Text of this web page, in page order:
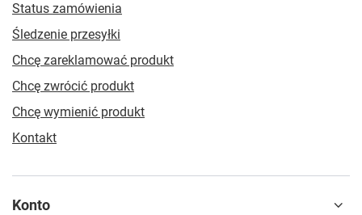
Status zamówienia
Śledzenie przesyłki
Chcę zareklamować produkt
Chcę zwrócić produkt
Chcę wymienić produkt
Kontakt
Konto